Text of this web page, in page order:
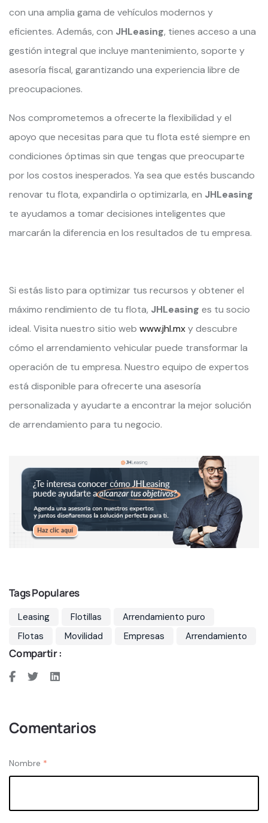
con una amplia gama de vehículos modernos y
eficientes. Además, con JHLeasing, tienes acceso a una
gestión integral que incluye mantenimiento, soporte y
asesoría fiscal, garantizando una experiencia libre de
preocupaciones.
Nos comprometemos a ofrecerte la flexibilidad y el
apoyo que necesitas para que tu flota esté siempre en
condiciones óptimas sin que tengas que preocuparte
por los costos inesperados. Ya sea que estés buscando
renovar tu flota, expandirla o optimizarla, en JHLeasing
te ayudamos a tomar decisiones inteligentes que
marcarán la diferencia en los resultados de tu empresa.
Si estás listo para optimizar tus recursos y obtener el
máximo rendimiento de tu flota, JHLeasing es tu socio
ideal. Visita nuestro sitio web www.jhl.mxy descubre
cómo el arrendamiento vehicular puede transformar la
operación de tu empresa. Nuestro equipo de expertos
está disponible para ofrecerte una asesoría
personalizada y ayudarte a encontrar la mejor solución
de arrendamiento para tu negocio.
Tags Populares
Leasing Flotillas
Arrendamiento puro
Flotas
Movilidad Empresas Arrendamiento
Compartir :
Comentarios
Nombre *